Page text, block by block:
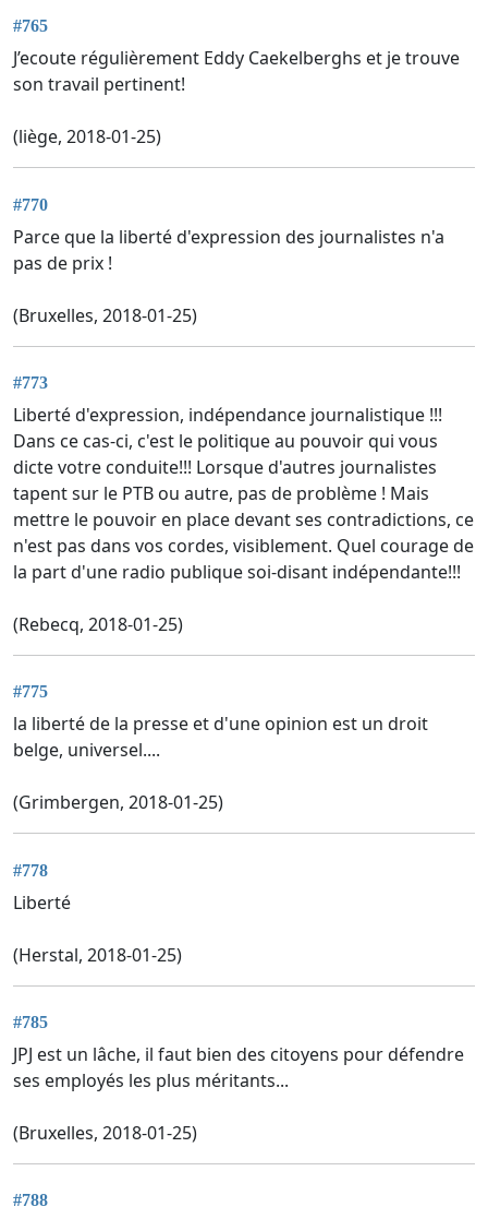
#765
J’ecoute régulièrement Eddy Caekelberghs et je trouve
son travail pertinent!
(liège, 2018-01-25)
#770
Parce que la liberté d'expression des journalistes n'a
pas de prix !
(Bruxelles, 2018-01-25)
#773
Liberté d'expression, indépendance journalistique !!!
Dans ce cas-ci, c'est le politique au pouvoir qui vous
dicte votre conduite!!! Lorsque d'autres journalistes
tapent sur le PTB ou autre, pas de problème ! Mais
mettre le pouvoir en place devant ses contradictions, ce
n'est pas dans vos cordes, visiblement. Quel courage de
la part d'une radio publique soi-disant indépendante!!!
(Rebecq, 2018-01-25)
#775
la liberté de la presse et d'une opinion est un droit
belge, universel....
(Grimbergen, 2018-01-25)
#778
Liberté
(Herstal, 2018-01-25)
#785
JPJ est un lâche, il faut bien des citoyens pour défendre
ses employés les plus méritants...
(Bruxelles, 2018-01-25)
#788